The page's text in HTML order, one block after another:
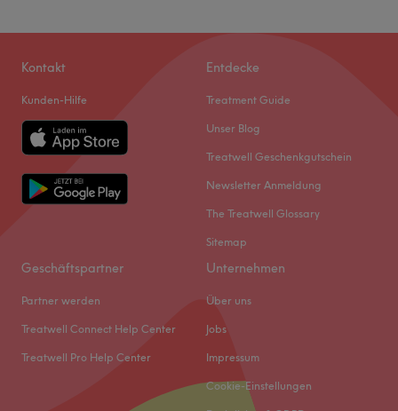
Kontakt
Kunden-Hilfe
Entdecke
Treatment Guide
Unser Blog
Treatwell Geschenkgutschein
Newsletter Anmeldung
The Treatwell Glossary
Sitemap
Geschäftspartner
Partner werden
Treatwell Connect Help Center
Treatwell Pro Help Center
Unternehmen
Über uns
Jobs
Impressum
Cookie-Einstellungen